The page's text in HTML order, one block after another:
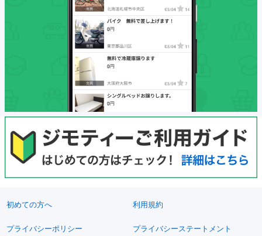
初めての方へ 利用規約
プライバシーポリシー プライバシーステートメント